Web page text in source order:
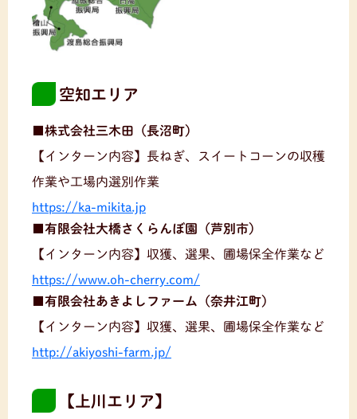
空知エリア
■株式会社三木田（長沼町）
【インターン内容】長ねぎ、スイートコーンの収穫
作業や工場内選別作業
https://ka-mikita.jp
■有限会社大橋さくらんぼ園（芦別市）
【インターン内容】収獲、選果、圃場保全作業など
https://www.oh-cherry.com/
■有限会社あきよしファーム（奈井江町）
【インターン内容】収獲、選果、圃場保全作業など
http://akiyoshi-farm.jp/
【上川エリア】